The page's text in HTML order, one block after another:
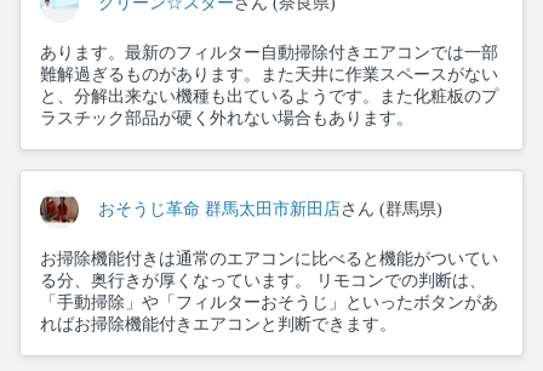
あります。最新のフィルター自動掃除付きエアコンでは一部
難解過ぎるものがあります。また天井に作業スペースがない
と、分解出来ない機種も出ているようです。また化粧板のプ
ラスチック部品が硬く外れない場合もあります。
おそうじ革命 群馬太田市新田店さん (群馬県)
お掃除機能付きは通常のエアコンに比べると機能がついてい
る分、奥行きが厚くなっています。 リモコンでの判断は、
「手動掃除」や「フィルターおそうじ」といったボタンがあ
ればお掃除機能付きエアコンと判断できます。